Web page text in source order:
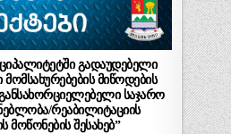
გადაუდებელი
მიწოდების
საჯარო
რეაბილიტაციის
მოწონების შესახებ”